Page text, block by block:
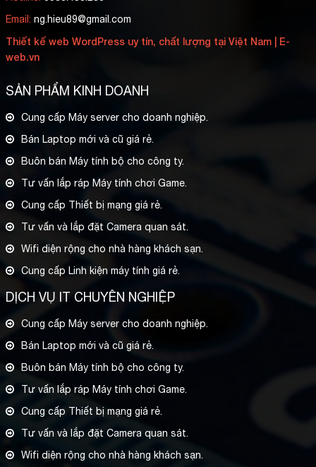
Email: ng.hieu89@gmail.com
Thiết kế web WordPress uy tín, chất lượng tại Việt Nam | E-
web.vn
SẢN PHẨM KINH DOANH
Cung cấp Máy server cho doanh nghiệp.
Bán Laptop mới và cũ giá rẻ.
Buôn bán Máy tính bộ cho công ty.
Tư vấn lắp ráp Máy tính chơi Game.
Cung cấp Thiết bị mạng giá rẻ.
Tư vấn và lắp đặt Camera quan sát.
Wifi diện rộng cho nhà hàng khách sạn.
Cung cấp Linh kiện máy tính giá rẻ.
DỊCH VỤ IT CHUYÊN NGHIỆP
Cung cấp Máy server cho doanh nghiệp.
Bán Laptop mới và cũ giá rẻ.
Buôn bán Máy tính bộ cho công ty.
Tư vấn lắp ráp Máy tính chơi Game.
Cung cấp Thiết bị mạng giá rẻ.
Tư vấn và lắp đặt Camera quan sát.
Wifi diện rộng cho nhà hàng khách sạn.